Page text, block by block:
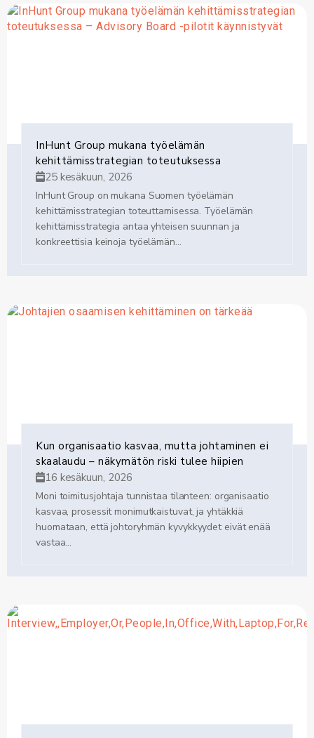
InHunt Group mukana työelämän
kehittämisstrategian toteutuksessa
25 kesäkuun, 2026
InHunt Group on mukana Suomen työelämän
kehittämisstrategian toteuttamisessa. Työelämän
kehittämisstrategia antaa yhteisen suunnan ja
konkreettisia keinoja työelämän...
Kun organisaatio kasvaa, mutta johtaminen ei
skaalaudu – näkymätön riski tulee hiipien
16 kesäkuun, 2026
Moni toimitusjohtaja tunnistaa tilanteen: organisaatio
kasvaa, prosessit monimutkaistuvat, ja yhtäkkiä
huomataan, että johtoryhmän kyvykkyydet eivät enää
vastaa...